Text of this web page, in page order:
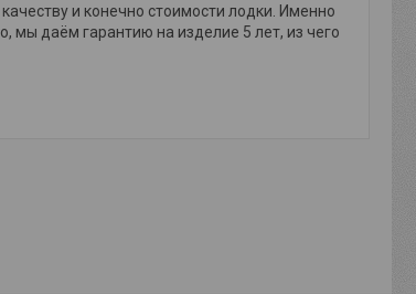
и конечно стоимости лодки. Именно
мы даём гарантию на изделие 5 лет, из чего